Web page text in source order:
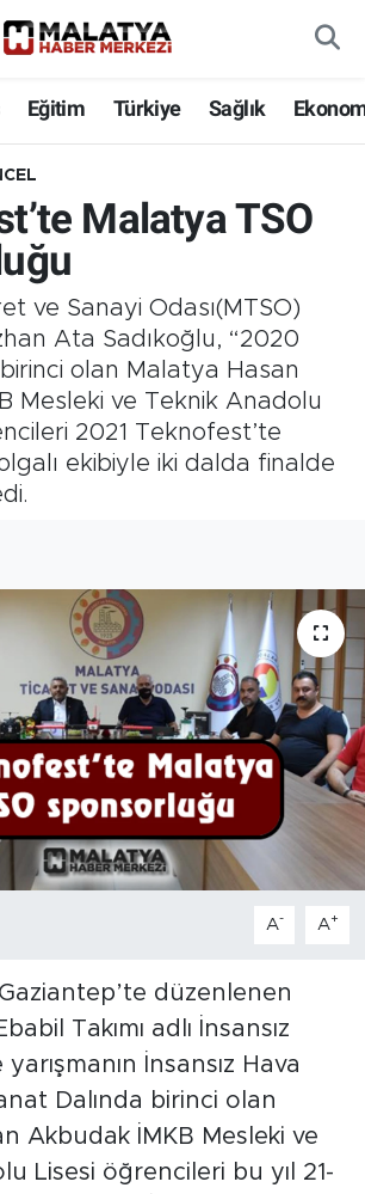
Eğitim Türkiye Sağlık
Malatya TSO
ve Sanayi Odası(MTSO)
Ata Sadıkoğlu, “2020
olan Malatya Hasan
Mesleki ve Teknik Anadolu
2021 Teknofest’te
ekibiyle iki dalda finalde
A- A+
düzenlenen
Takımı adlı İnsansız
yarışmanın İnsansız Hava
Dalında birinci olan
Akbudak İMKB Mesleki ve
Lisesi öğrencileri bu yıl 21-